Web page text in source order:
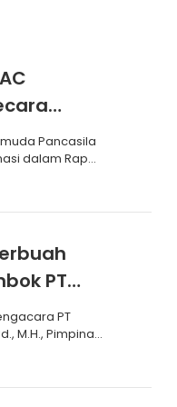
Pancasila
dalam Rapat
PT
PT
M.H., Pimpinan